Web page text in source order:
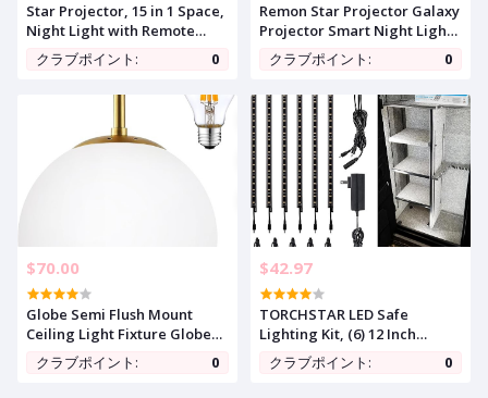
Star Projector, 15 in 1 Space,
Night Light with Remote
Control, Galaxy Projector
with Bluetooth Speaker,
Bedroom/Game Room/Party,
Romantic Star Light for
Partners
クラブポイント: 0
Remon Star Projector Galaxy
Projector Smart Night Light
with 10 Colors Ocean Wave
and Starry Scene Works with
Valentine Gift Bluetooth
Music Speaker for Kids
Bedroom
クラブポイント: 0
$70.00
Globe Semi Flush Mount
Ceiling Light Fixture Globe
Ceiling Light Milk Glass
Matte Gold Finish
クラブポイント: 0
$42.97
TORCHSTAR LED Safe
Lighting Kit, (6) 12 Inch
Linkable Light Bars + Motion
Sensor + UL Power Adapter,
クラブポイント: 0